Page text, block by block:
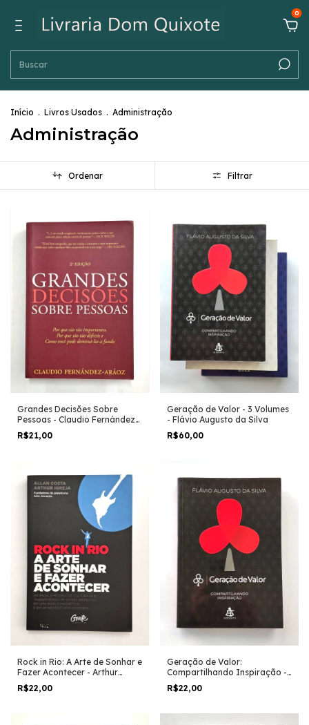
0
Início . Livros Usados . Administração
Administração
Ordenar Filtrar
Grandes Decisões Sobre
Pessoas - Claudio Fernández
Aráoz
R$21,00
Geração de Valor - 3 Volumes
- Flávio Augusto da Silva
R$60,00
Rock in Rio: A Arte de Sonhar e
Fazer Acontecer - Arthur
Igreja e Allan Costa
R$22,00
Geração de Valor:
Compartilhando Inspiração -
Flávio Augusto da Silva
R$22,00